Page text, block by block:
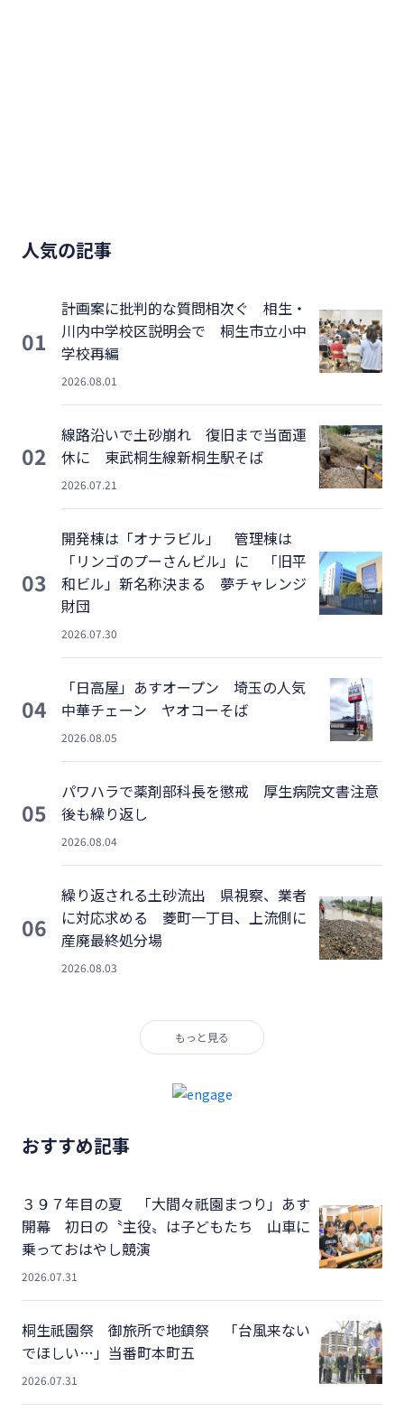
人気の記事
01
計画案に批判的な質問相次ぐ 相生・
川内中学校区説明会で 桐生市立小中
学校再編
2026.08.01
02
線路沿いで土砂崩れ 復旧まで当面運
休に 東武桐生線新桐生駅そば
2026.07.21
03
開発棟は「オナラビル」 管理棟は
「リンゴのプーさんビル」に 「旧平
和ビル」新名称決まる 夢チャレンジ
財団
2026.07.30
04
「日高屋」あすオープン 埼玉の人気
中華チェーン ヤオコーそば
2026.08.05
05
パワハラで薬剤部科長を懲戒 厚生病院文書注意
後も繰り返し
2026.08.04
06
繰り返される土砂流出 県視察、業者
に対応求める 菱町一丁目、上流側に
産廃最終処分場
2026.08.03
もっと見る
おすすめ記事
３９７年目の夏 「大間々祇園まつり」あす
開幕 初日の〝主役〟は子どもたち 山車に
乗っておはやし競演
2026.07.31
桐生祇園祭 御旅所で地鎮祭 「台風来ない
でほしい…」当番町本町五
2026.07.31